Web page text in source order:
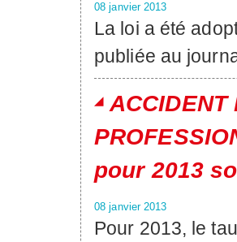
08 janvier 2013
La loi a été
publiée au
ACCIDENT
pour 2013
08 janvier 2013
Pour 2013, le